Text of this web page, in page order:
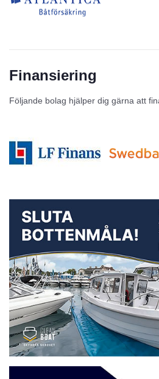
Finansiering
Följande bolag hjälper dig gärna att